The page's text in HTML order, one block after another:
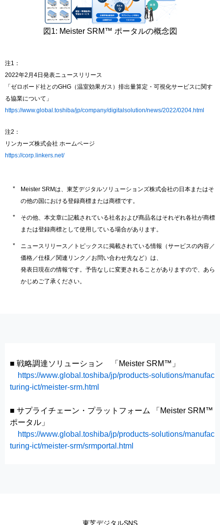
図1: Meister SRM™ ポータルの概念図
注1：
2022年2月4日発表ニュースリリース
「ゼロボード社とのGHG（温室効果ガス）排出量算定・可視化サービスに関す
る協業について」
https://www.global.toshiba/jp/company/digitalsolution/news/2022/0204.html
注2：
リンカーズ株式会社 ホームページ
https://corp.linkers.net/
Meister SRMは、東芝デジタルソリューションズ株式会社の日本またはそ
の他の国における登録商標または商標です。
その他、本文章に記載されている社名および商品名はそれぞれ各社が商標
または登録商標として使用している場合があります。
ニュースリリース／トピックスに掲載されている情報（サービスの内容／
価格／仕様／関連リンク／お問い合わせ先など）は、
発表日現在の情報です。予告なしに変更されることがありますので、あら
かじめご了承ください。
■ 戦略調達ソリューション 「Meister SRM™」
https://www.global.toshiba/jp/products-solutions/manufac
turing-ict/meister-srm.html
■ サプライチェーン・プラットフォーム 「Meister SRM™
ポータル」
https://www.global.toshiba/jp/products-solutions/manufac
turing-ict/meister-srm/srmportal.html
東芝デジタルSNS